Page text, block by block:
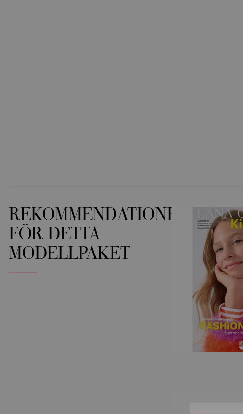
REKOMMENDATIONER
FÖR DETTA
MODELLPAKET